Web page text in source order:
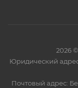
2026
Юридический
Почтовый адрес: